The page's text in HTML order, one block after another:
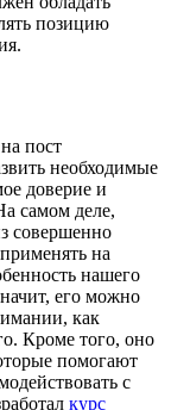
позицию
пост
необходимые
доверие и
самом деле,
совершенно
на
нашего
его можно
как
Кроме того, оно
помогают
с
курс